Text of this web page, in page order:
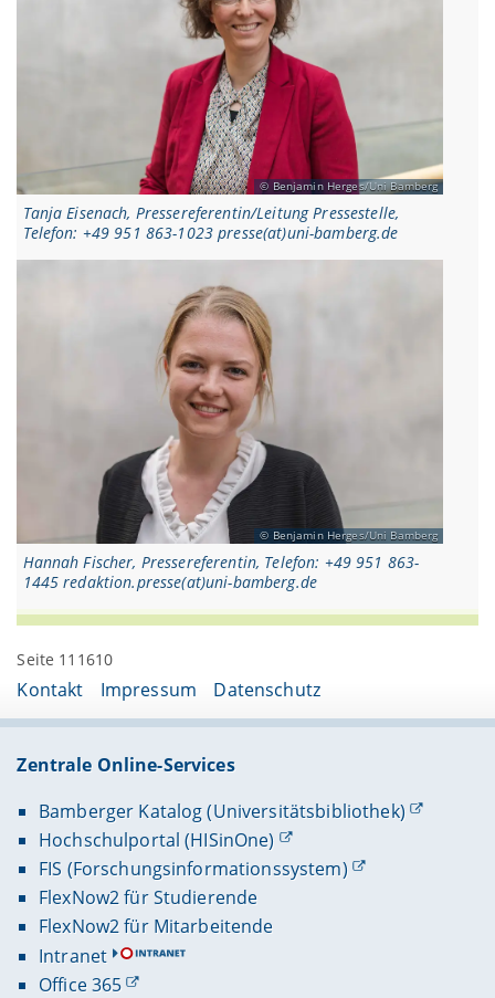
Benjamin Herges/Uni Bamberg
Tanja Eisenach, Pressereferentin/Leitung Pressestelle,
Telefon: +49 951 863-1023 presse(at)uni-bamberg.de
Benjamin Herges/Uni Bamberg
Hannah Fischer, Pressereferentin, Telefon: +49 951 863-
1445 redaktion.presse(at)uni-bamberg.de
Seite 111610
Kontakt Impressum Datenschutz
Zentrale Online-Services
Bamberger Katalog (Universitätsbibliothek)
Hochschulportal (HISinOne)
FIS (Forschungsinformationssystem)
FlexNow2 für Studierende
FlexNow2 für Mitarbeitende
Intranet
Office 365